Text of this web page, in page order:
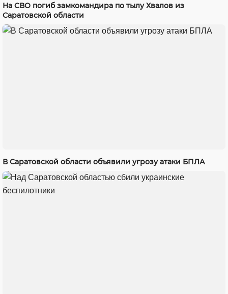
На СВО погиб замкомандира по тылу Хвалов из
Саратовской области
В Саратовской области объявили угрозу атаки БПЛА